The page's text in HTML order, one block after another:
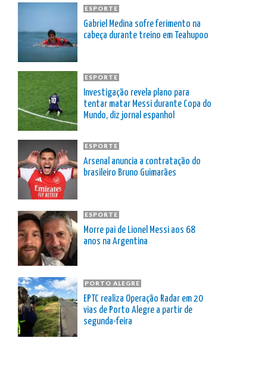
ESPORTE
Gabriel Medina sofre ferimento na
cabeça durante treino em Teahupoo
ESPORTE
Investigação revela plano para
tentar matar Messi durante Copa do
Mundo, diz jornal espanhol
ESPORTE
Arsenal anuncia a contratação do
brasileiro Bruno Guimarães
ESPORTE
Morre pai de Lionel Messi aos 68
anos na Argentina
PORTO ALEGRE
EPTC realiza Operação Radar em 20
vias de Porto Alegre a partir de
segunda-feira